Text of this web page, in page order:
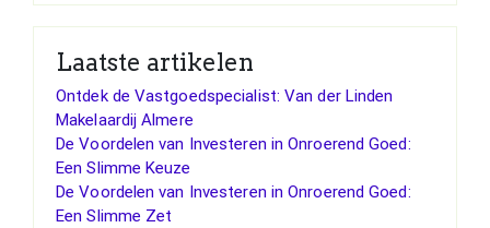
Laatste artikelen
Ontdek de Vastgoedspecialist: Van der Linden
Makelaardij Almere
De Voordelen van Investeren in Onroerend Goed:
Een Slimme Keuze
De Voordelen van Investeren in Onroerend Goed:
Een Slimme Zet